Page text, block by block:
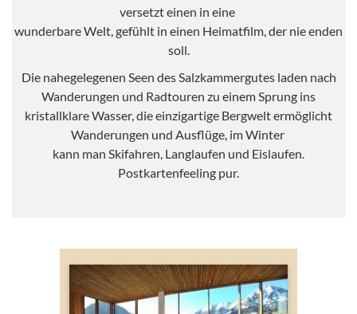
versetzt einen in eine
wunderbare Welt, gefühlt in einen Heimatfilm, der nie enden
soll.
Die nahegelegenen Seen des Salzkammergutes laden nach
Wanderungen und Radtouren zu einem Sprung ins
kristallklare Wasser, die einzigartige Bergwelt ermöglicht
Wanderungen und Ausflüge, im Winter
kann man Skifahren, Langlaufen und Eislaufen.
Postkartenfeeling pur.